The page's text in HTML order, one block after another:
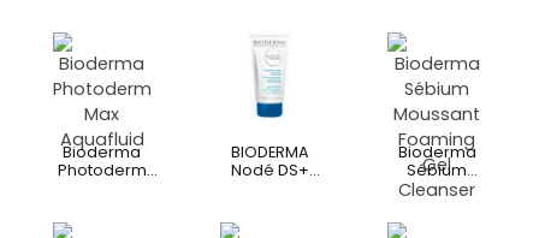
Bioderma
Photoderm
BIODERMA
Nodé DS+
Bioderma
Sébium
Moussant
Cleanser